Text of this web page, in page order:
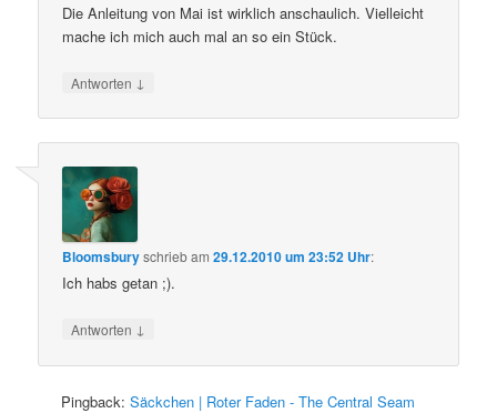
Die Anleitung von Mai ist wirklich anschaulich. Vielleicht
mache ich mich auch mal an so ein Stück.
Antworten ↓
Bloomsburyschriebam29.12.2010 um 23:52 Uhr:
Ich habs getan ;).
Antworten ↓
Pingback:Säckchen | Roter Faden - The Central Seam